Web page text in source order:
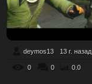
deymos13 13 г. назад
0 0 0.0